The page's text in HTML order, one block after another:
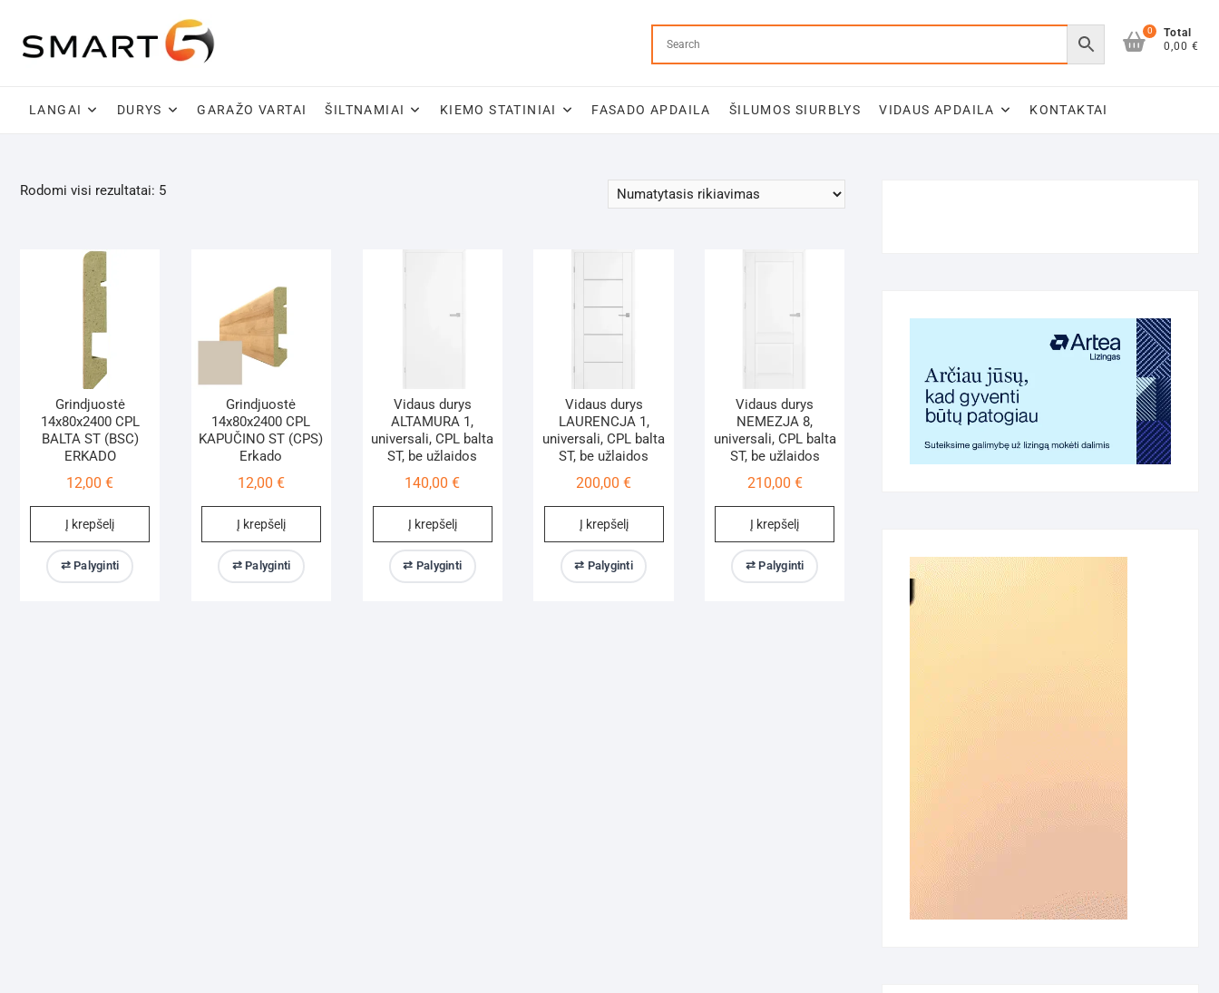
content
0
Total
0,00 €
LANGAI DURYS GARAŽO VARTAI ŠILTNAMIAI KIEMO STATINIAI FASADO APDAILA ŠILUMOS SIURBLYS VIDAUS APDAILA KONTAKTAI
Rodomi visi rezultatai: 5
Grindjuostė
14x80x2400 CPL
BALTA ST (BSC)
ERKADO
12,00€
Į krepšelį
⇄ Palyginti
Grindjuostė
14x80x2400 CPL
KAPUČINO ST (CPS)
Erkado
12,00 €
Į krepšelį
⇄ Palyginti
Vidaus durys
ALTAMURA 1,
universali, CPL balta
ST, be užlaidos
140,00€
Į krepšelį
⇄ Palyginti
Vidaus durys
LAURENCJA 1,
universali, CPL balta
ST, be užlaidos
200,00€
Į krepšelį
⇄ Palyginti
Vidaus durys
NEMEZJA 8,
universali, CPL balta
ST, be užlaidos
210,00 €
Į krepšelį
⇄ Palyginti